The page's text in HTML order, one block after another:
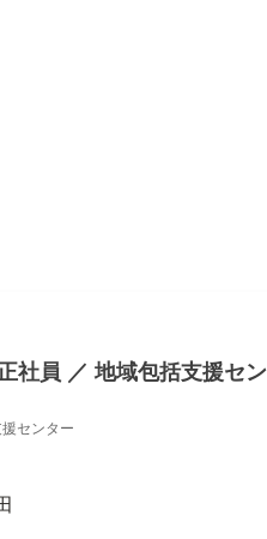
社員 ／ 地域包括支援セ
センター